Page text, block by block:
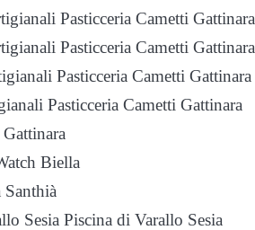
Pasticceria Cametti Gattinara
Pasticceria Cametti Gattinara
Pasticceria Cametti Gattinara
Pasticceria Cametti Gattinara
Biella
Sesia Piscina di Varallo Sesia